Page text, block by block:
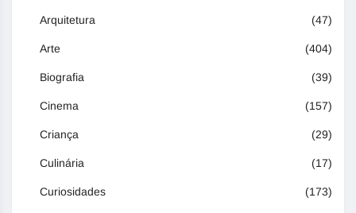
Arquitetura (47)
Arte (404)
Biografia (39)
Cinema (157)
Criança (29)
Culinária (17)
Curiosidades (173)